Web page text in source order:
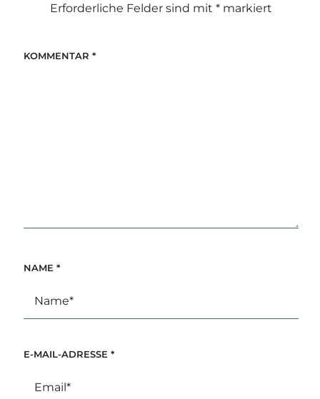
Erforderliche Felder sind mit *markiert
KOMMENTAR *
NAME *
E-MAIL-ADRESSE *